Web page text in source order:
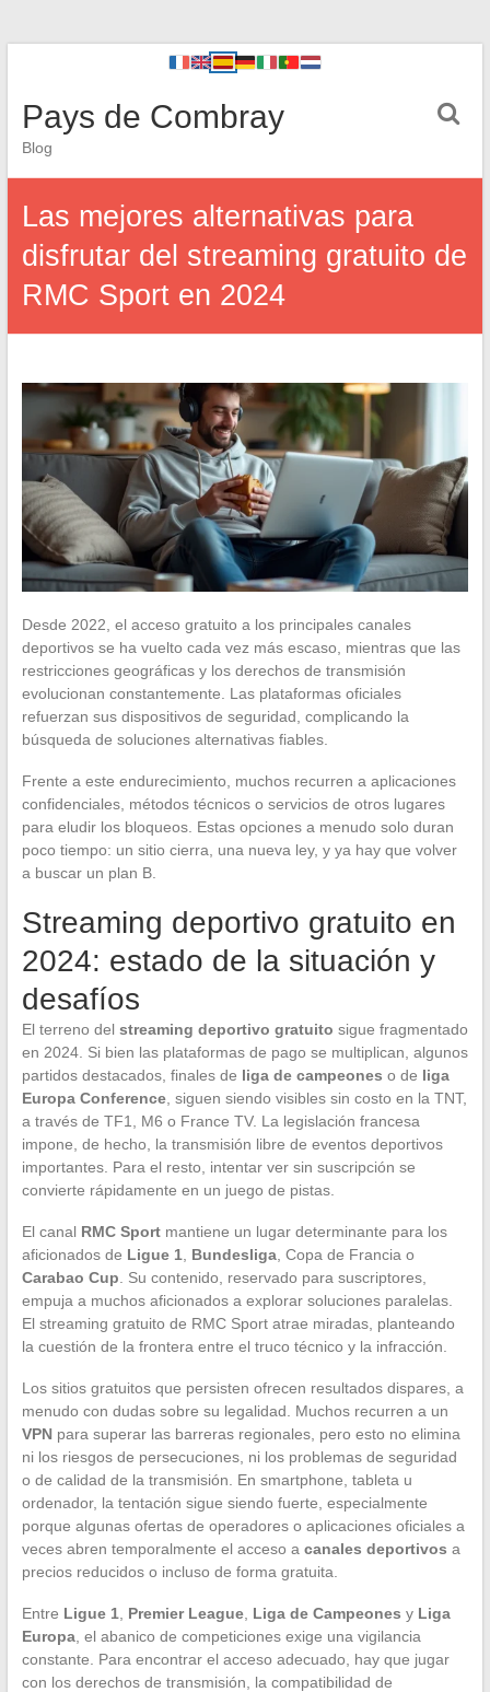
Pays de Combray
Blog
Las mejores alternativas para
disfrutar del streaming gratuito de
RMC Sport en 2024
Desde 2022, el acceso gratuito a los principales canales
deportivos se ha vuelto cada vez más escaso, mientras que las
restricciones geográficas y los derechos de transmisión
evolucionan constantemente. Las plataformas oficiales
refuerzan sus dispositivos de seguridad, complicando la
búsqueda de soluciones alternativas fiables.
Frente a este endurecimiento, muchos recurren a aplicaciones
confidenciales, métodos técnicos o servicios de otros lugares
para eludir los bloqueos. Estas opciones a menudo solo duran
poco tiempo: un sitio cierra, una nueva ley, y ya hay que volver
a buscar un plan B.
Streaming deportivo gratuito en
2024: estado de la situación y
desafíos
El terreno del streaming deportivo gratuito sigue fragmentado
en 2024. Si bien las plataformas de pago se multiplican, algunos
partidos destacados, finales de liga de campeones o de liga
Europa Conference, siguen siendo visibles sin costo en la TNT,
a través de TF1, M6 o France TV. La legislación francesa
impone, de hecho, la transmisión libre de eventos deportivos
importantes. Para el resto, intentar ver sin suscripción se
convierte rápidamente en un juego de pistas.
El canal RMC Sportmantiene un lugar determinante para los
aficionados de Ligue 1 Bundesliga, Copa de Francia o
Carabao Cup . Su contenido, reservado para suscriptores,
empuja a muchos aficionados a explorar soluciones paralelas.
El streaming gratuito de RMC Sport atrae miradas, planteando
la cuestión de la frontera entre el truco técnico y la infracción.
Los sitios gratuitos que persisten ofrecen resultados dispares, a
menudo con dudas sobre su legalidad. Muchos recurren a un
VPNpara superar las barreras regionales, pero esto no elimina
ni los riesgos de persecuciones, ni los problemas de seguridad
o de calidad de la transmisión. En smartphone, tableta u
ordenador, la tentación sigue siendo fuerte, especialmente
porque algunas ofertas de operadores o aplicaciones oficiales a
veces abren temporalmente el acceso a canales deportivos a
precios reducidos o incluso de forma gratuita.
Entre Ligue 1 Premier League, Liga de Campeones y Liga
Europa, el abanico de competiciones exige una vigilancia
constante. Para encontrar el acceso adecuado, hay que jugar
con los derechos de transmisión, la compatibilidad de